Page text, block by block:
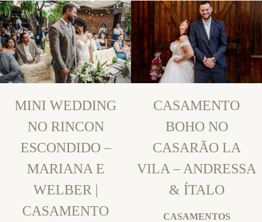
MINI WEDDING
NO RINCON
ESCONDIDO –
MARIANA E
WELBER |
CASAMENTO
CASAMENTO
BOHO NO
CASARÃO LA
VILA – ANDRESSA
& ÍTALO
CASAMENTOS